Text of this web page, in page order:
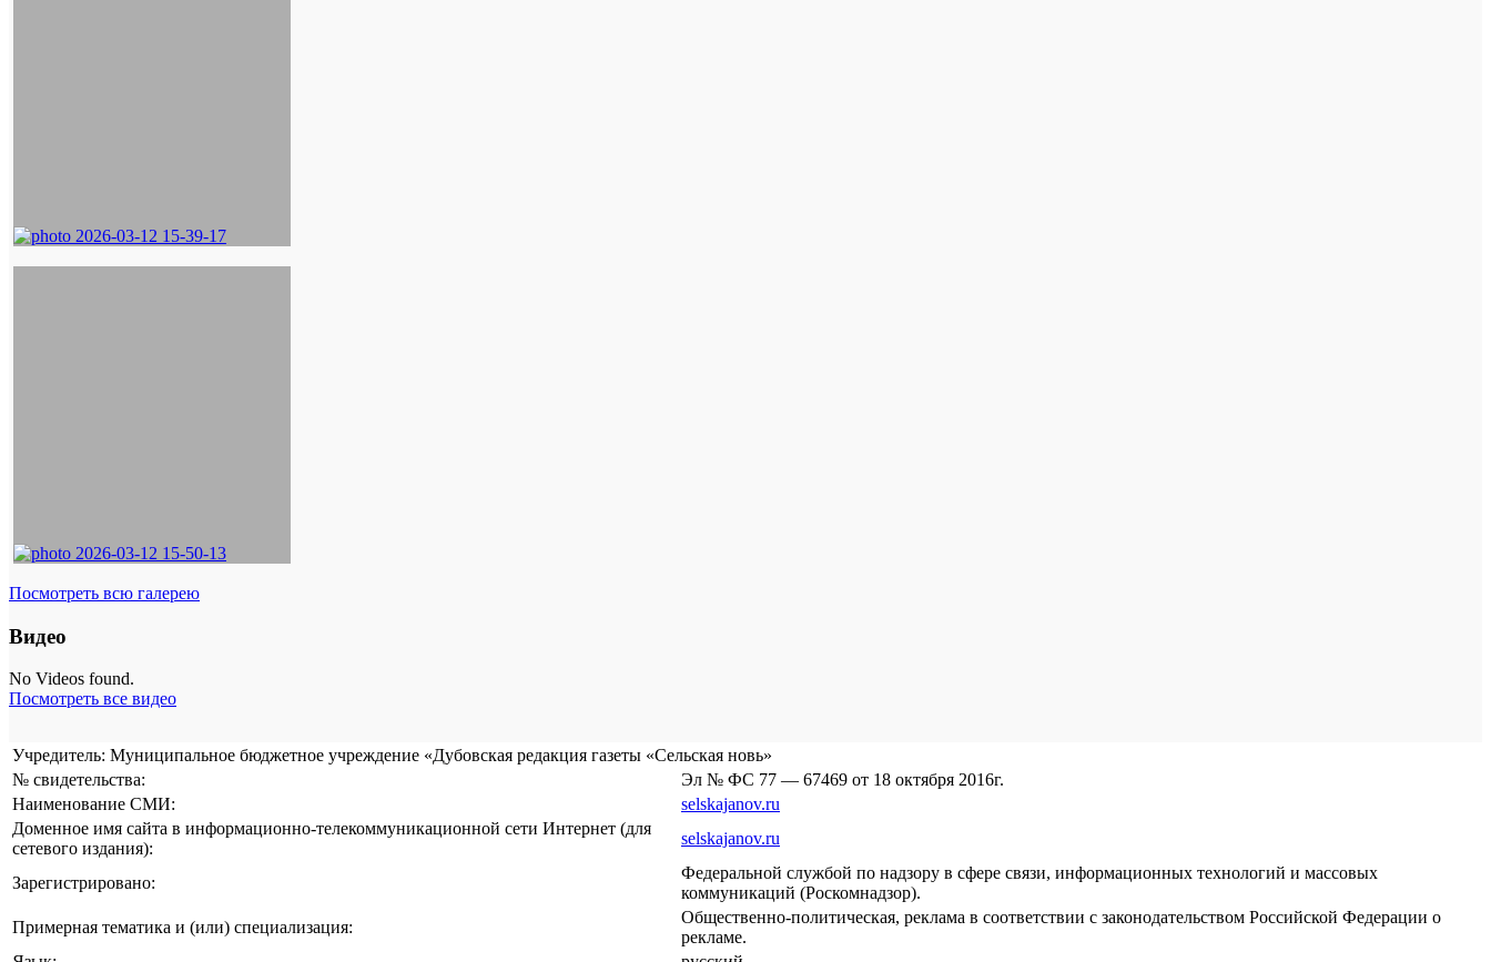
Посмотреть всю галерею
Видео
No Videos found.
Посмотреть все видео
Учредитель: Муниципальное бюджетное учреждение «Дубовская редакция газеты «Сельская новь»
№ свидетельства:
Эл № ФС 77 — 67469 от 18 октября 2016г.
Наименование СМИ:
selskajanov.ru
Доменное имя сайта в информационно-телекоммуникационной сети Интернет (для
сетевого издания):
selskajanov.ru
Зарегистрировано:
Федеральной службой по надзору в сфере связи, информационных технологий и массовых
коммуникаций (Роскомнадзор).
Примерная тематика и (или) специализация:
Общественно-политическая, реклама в соответствии с законодательством Российской Федерации о
рекламе.